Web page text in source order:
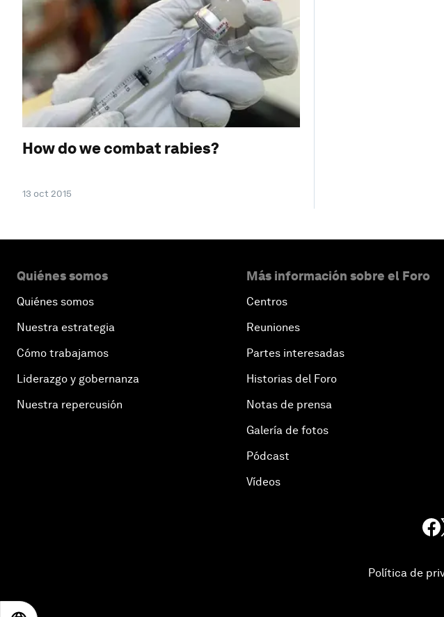
How do we combat rabies?
13 oct 2015
Quiénes somos
Quiénes somos
Nuestra estrategia
Cómo trabajamos
Liderazgo y gobernanza
Nuestra repercusión
Más información sobre el Foro
Centros
Reuniones
Partes interesadas
Historias del Foro
Notas de prensa
Galería de fotos
Pódcast
Vídeos
Política de